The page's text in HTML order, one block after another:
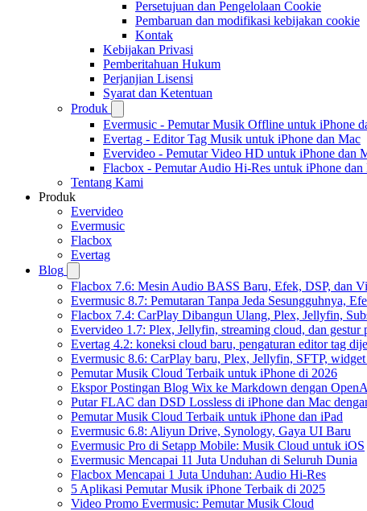
Persetujuan dan Pengelolaan Cookie
Pembaruan dan modifikasi kebijakan cookie
Kontak
Kebijakan Privasi
Pemberitahuan Hukum
Perjanjian Lisensi
Syarat dan Ketentuan
Produk
Evermusic - Pemutar Musik Offline untuk iPhone
Evertag - Editor Tag Musik untuk iPhone dan Mac
Evervideo - Pemutar Video HD untuk iPhone dan
Flacbox - Pemutar Audio Hi-Res untuk iPhone dan
Tentang Kami
Produk
Evervideo
Evermusic
Flacbox
Evertag
Blog
Flacbox 7.6: Mesin Audio BASS Baru, Efek, DSP, dan
Evermusic 8.7: Pemutaran Tanpa Jeda Sesungguhnya,
Flacbox 7.4: CarPlay Dibangun Ulang, Plex, Jellyfin,
Evervideo 1.7: Plex, Jellyfin, streaming cloud, dan gestur
Evertag 4.2: koneksi cloud baru, pengaturan editor tag
Evermusic 8.6: CarPlay baru, Plex, Jellyfin, SFTP,
Pemutar Musik Cloud Terbaik untuk iPhone di 2026
Ekspor Postingan Blog Wix ke Markdown dengan
Putar FLAC dan DSD Lossless di iPhone dan Mac
Pemutar Musik Cloud Terbaik untuk iPhone dan iPad
Evermusic 6.8: Aliyun Drive, Synology, Gaya UI Baru
Evermusic Pro di Setapp Mobile: Musik Cloud untuk iOS
Evermusic Mencapai 11 Juta Unduhan di Seluruh Dunia
Flacbox Mencapai 1 Juta Unduhan: Audio Hi-Res
5 Aplikasi Pemutar Musik iPhone Terbaik di 2025
Video Promo Evermusic: Pemutar Musik Cloud